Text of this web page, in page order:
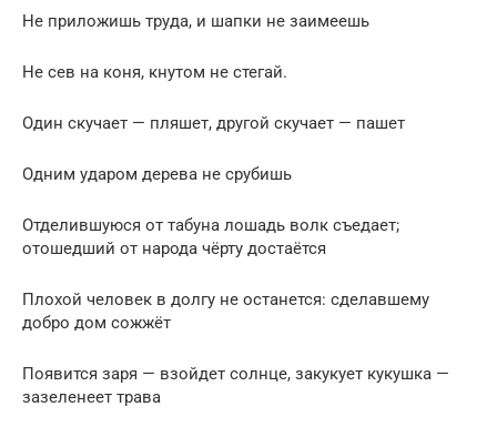
Не приложишь труда, и шапки не заимеешь
Не сев на коня, кнутом не стегай.
Один скучает — пляшет, другой скучает — пашет
Одним ударом дерева не срубишь
Отделившуюся от табуна лошадь волк съедает;
отошедший от народа чёрту достаётся
Плохой человек в долгу не останется: сделавшему
добро дом сожжёт
Появится заря — взойдет солнце, закукует кукушка —
зазеленеет трава